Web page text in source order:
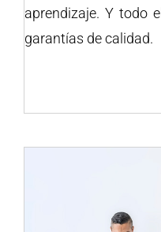
aprendizaje. Y todo
garantías de calidad.